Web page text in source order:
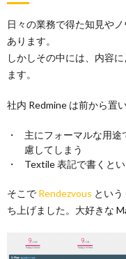
日々の業務で得た知見や
あります。
しかしその中には、内容
ます。
社内 Redmine は前から置
主にフォーマルな用
慮してしまう
Textile 表記で書くと
そこで Rendezvous とい
ち上げました。大好きな